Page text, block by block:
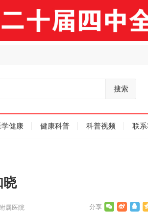
搜索
学健康 健康科普 科普视频 联
晓
属医院